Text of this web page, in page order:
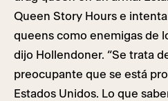
Queen Story Hours e
queens como enemigas de
dijo Hollendoner. “Se trata
preocupante que se está
Estados Unidos. Lo que